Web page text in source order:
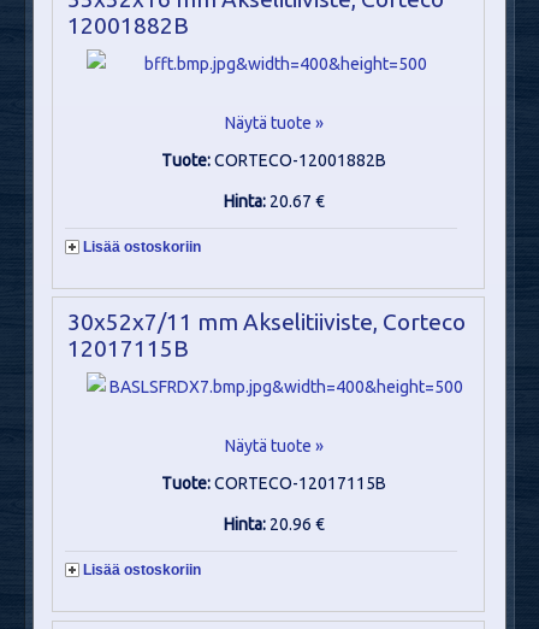
12001882B
Näytä tuote »
Tuote:CORTECO-12001882B
Hinta: 20.67 €
Lisää ostoskoriin
30x52x7/11 mm Akselitiiviste, Corteco
12017115B
Näytä tuote »
Tuote:CORTECO-12017115B
Hinta: 20.96 €
Lisää ostoskoriin